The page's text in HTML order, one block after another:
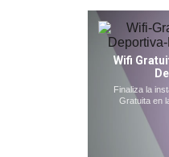
Wifi
Finaliza la
Gratuita en